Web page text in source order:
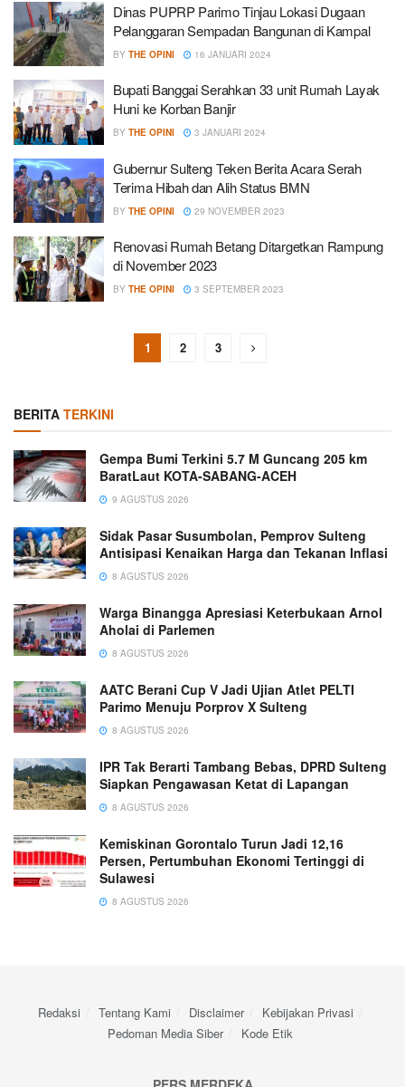
Dinas PUPRP Parimo Tinjau Lokasi Dugaan
Pelanggaran Sempadan Bangunan di Kampal
BY THE OPINI 16 JANUARI 2024
Bupati Banggai Serahkan 33 unit Rumah Layak
Huni ke Korban Banjir
BY THE OPINI 3 JANUARI 2024
Gubernur Sulteng Teken Berita Acara Serah
Terima Hibah dan Alih Status BMN
BY THE OPINI 29 NOVEMBER 2023
Renovasi Rumah Betang Ditargetkan Rampung
di November 2023
BY THE OPINI 3 SEPTEMBER 2023
1 2 3
BERITA TERKINI
Gempa Bumi Terkini 5.7 M Guncang 205 km
BaratLaut KOTA-SABANG-ACEH
9 AGUSTUS 2026
Sidak Pasar Susumbolan, Pemprov Sulteng
Antisipasi Kenaikan Harga dan Tekanan Inflasi
8 AGUSTUS 2026
Warga Binangga Apresiasi Keterbukaan Arnol
Aholai di Parlemen
8 AGUSTUS 2026
AATC Berani Cup V Jadi Ujian Atlet PELTI
Parimo Menuju Porprov X Sulteng
8 AGUSTUS 2026
IPR Tak Berarti Tambang Bebas, DPRD Sulteng
Siapkan Pengawasan Ketat di Lapangan
8 AGUSTUS 2026
Kemiskinan Gorontalo Turun Jadi 12,16
Persen, Pertumbuhan Ekonomi Tertinggi di
Sulawesi
8 AGUSTUS 2026
Redaksi Tentang Kami Disclaimer
Kebijakan Privasi
Pedoman Media Siber
Kode Etik